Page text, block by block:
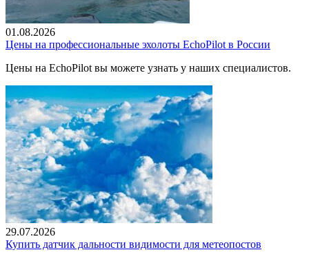
01.08.2026
Цены на профессиональные эхолоты EchoPilot в России
Цены на EchoPilot вы можете узнать у наших специалистов.
29.07.2026
Купить датчик дальности видимости для метеопостов